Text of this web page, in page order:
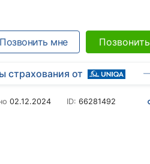
Позвонить мне Позвонить
страхования от
02.12.2024 ID: 66281492